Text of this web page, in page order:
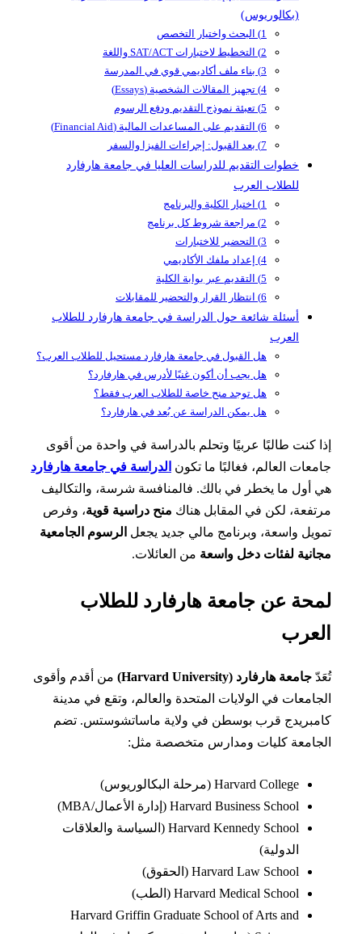
(بكالوريوس)
خطوات التقديم للدراسات العليا في جامعة هارفارد
للطلاب العرب
أسئلة شائعة حول الدراسة في جامعة هارفارد للطلاب
هل القبول في جامعة هارفارد مستحيل للطلاب العرب؟
هل يجب أن أكون غنيًا لأدرس في هارفارد؟
هل توجد منح خاصة للطلاب العرب فقط؟
هل يمكن الدراسة عن بُعد في هارفارد؟
كنت طالبًا عربيًا وتحلم بالدراسة في واحدة من أقوى
العالم، فغالبًا ما تكون الدراسة في جامعة هارفارد
أول ما يخطر في بالك. فالمنافسة شرسة، والتكاليف
لكن في المقابل هناكمنح دراسية قوية، وفرص
واسعة، وبرنامج مالي جديد يجعلالرسوم الجامعية
لفئات دخل واسعة من العائلات.
عن جامعة هارفارد للطلاب
جامعة هارفارد (Harvard University)
من أقدم وأقوى
في الولايات المتحدة والعالم، وتقع في مدينة
قرب بوسطن في ولاية ماساتشوستس. تضم
كليات ومدارس متخصصة مثل:
Harvard College (مرحلة البكالوريوس)
Harvard Business School (إدارة الأعمال/MBA)
Harvard Kennedy School (السياسة والعلاقات
Harvard Law School (الحقوق)
Harvard Medical School (الطب)
Harvard Griffin Graduate School of Arts and